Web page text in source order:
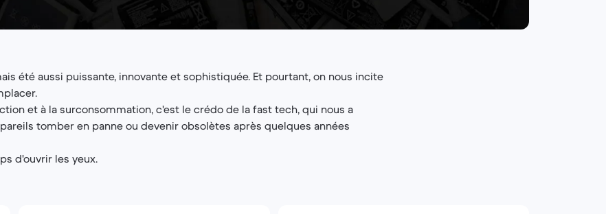
été aussi puissante, innovante et sophistiquée. Et pourtant, on nous incite
et à la surconsommation, c'est le crédo de la fast tech, qui nous a
tomber en panne ou devenir obsolètes après quelques années
d'ouvrir les yeux.